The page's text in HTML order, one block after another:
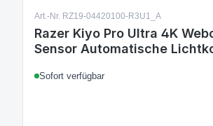
Art.-Nr. RZ19-04420100-R3U1_A
Razer Kiyo Pro Ultra 4K
Sensor Automatische
Grade Content Creation,
Sofort verfügbar